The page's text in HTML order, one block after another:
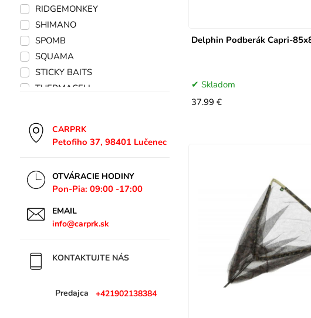
RIDGEMONKEY
SHIMANO
SPOMB
SQUAMA
STICKY BAITS
THERMACELL
TRAKKER
Giant Fishing
MATRIX
TIMARMIX
MIKADO
DELPHIN
LEDLENSER
CARPRK
Petofiho 37, 98401 Lučenec
OTVÁRACIE HODINY
Pon-Pia: 09:00 -17:00
EMAIL
info@carprk.sk
KONTAKTUJTE NÁS
Predajca +421902138384
Delphin Podberák Capri-
Skladom
37.99 €